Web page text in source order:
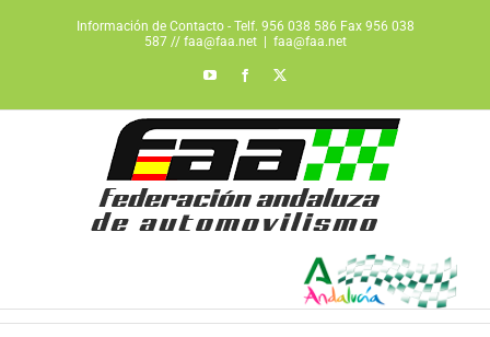
Información de Contacto - Telf. 956 038 586 Fax 956 038
587 // faa@faa.net
faa@faa.net
YouTubeFacebook